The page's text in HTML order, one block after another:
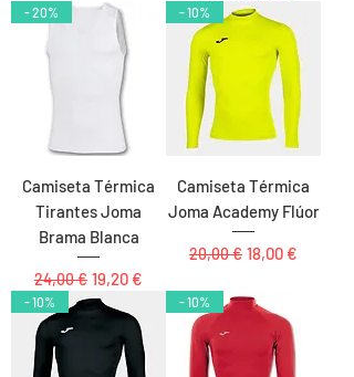
- 20%
Camiseta Térmica
Tirantes Joma
Brama Blanca
Precio
24,00 € Precio de oferta
19,20 €
- 10%
Camiseta Térmica
Joma Academy Flúor
Precio
20,00 € Precio de oferta
18,00 €
- 10% - 10%